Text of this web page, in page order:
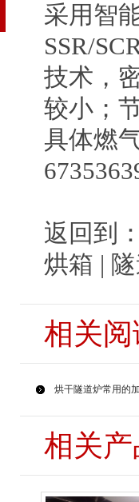
采用智
SSR/
技术，
较小；
具体燃
返回到
烘箱 |
相关
烘干隧道炉常用的
相关